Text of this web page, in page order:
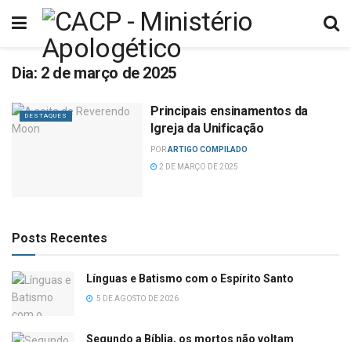
Dia: 2 de março de 2025
DESTAQUES
Principais ensinamentos da
Igreja da Unificação
PORARTIGO COMPILADO
2 DE MARÇO DE 2025
Posts Recentes
Línguas e Batismo com o Espírito Santo
5 DE AGOSTO DE 2026
Segundo a Bíblia, os mortos não voltam